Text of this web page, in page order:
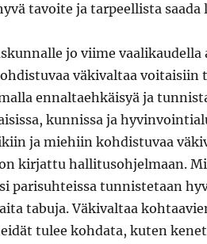
tavoite ja tarpeellista saada
jo viime
väkivaltaa voitaisiin
ennaltaehkäisyä ja
kunnissa ja
ja miehiin kohdistuvaa
kirjattu hallitusohjelmaan.
parisuhteissa tunnistetaan
tabuja. Väkivaltaa
tulee kohdata, kuten